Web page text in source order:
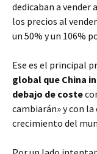
dedicaban a vender
los precios al
un 50% y un 106%
Ese es el principal
global que China
debajo de coste
cambiarán» y con la
crecimiento del